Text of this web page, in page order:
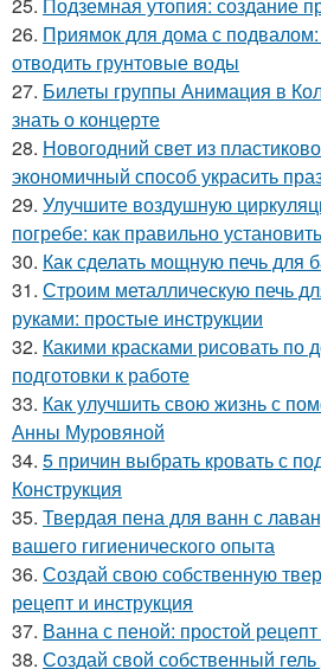
25. Подземная утопия: создание
26. Приямок для дома с подвалом:
отводить грунтовые воды
27. Билеты группы Анимация в
знать о концерте
28. Новогодний свет из
экономичный способ украсить
29. Улучшите воздушную
погребе: как правильно
30. Как сделать мощную печь для
31. Строим металлическую печь
руками: простые инструкции
32. Какими красками рисовать по
подготовки к работе
33. Как улучшить свою жизнь с
Анны Муровяной
34. 5 причин выбрать кровать с
Конструкция
35. Твердая пена для ванн с
вашего гигиенического опыта
36. Создай свою собственную
рецепт и инструкция
37. Ванна с пеной: простой
38. Создай свой собственный